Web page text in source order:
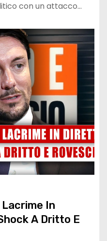
con un attacco…
In
A Dritto E